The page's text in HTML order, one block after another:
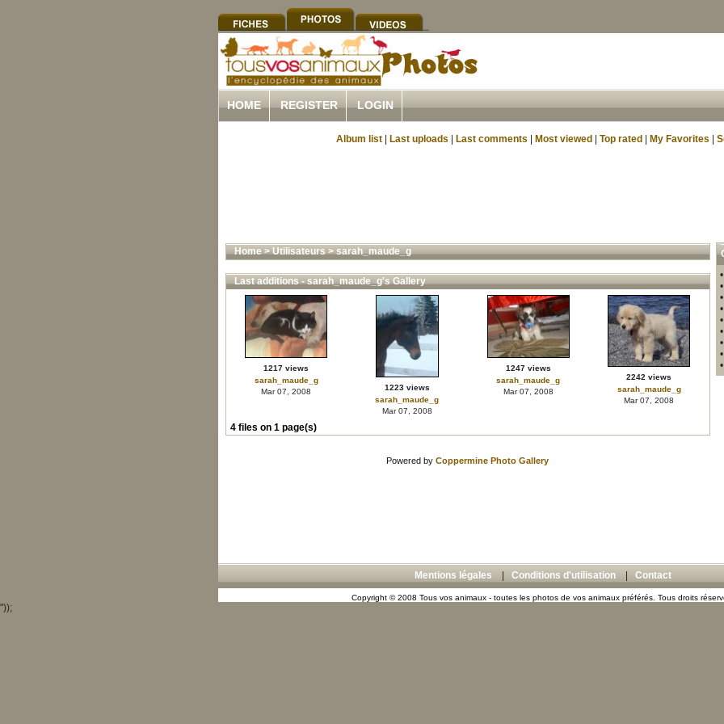
HOME REGISTER LOGIN
Album list Last uploads Last comments Most viewed Top rated My Favorites
Home>Utilisateurs>sarah_maude_g
Last additions - sarah_maude_g's Gallery
1217 views
sarah_maude_g
Mar 07, 2008
1223 views
sarah_maude_g
Mar 07, 2008
1247 views
sarah_maude_g
Mar 07, 2008
2242 views
sarah_maude_g
Mar 07, 2008
4 files on 1 page(s)
Powered by Coppermine Photo Gallery
•
•
•
•
Mentions légales Conditions d'utilisation Contact
Copyright © 2008 Tous vos animaux - toutes les photos de vos animaux préférés. Tous droits
"));